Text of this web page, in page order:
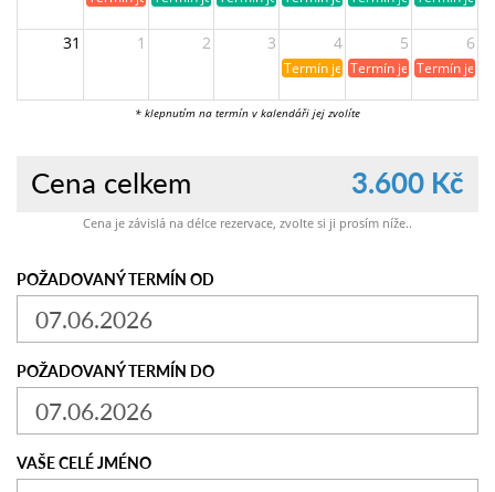
31 1 2 3 4 5 6
Termín je již rezervován
Termín je již obsazen
Termín je již
* klepnutím na termín v kalendáři jej zvolíte
Cena celkem 3.600 Kč
Cena je závislá na délce rezervace, zvolte si ji prosím níže..
POŽADOVANÝ TERMÍN OD
POŽADOVANÝ TERMÍN DO
VAŠE CELÉ JMÉNO